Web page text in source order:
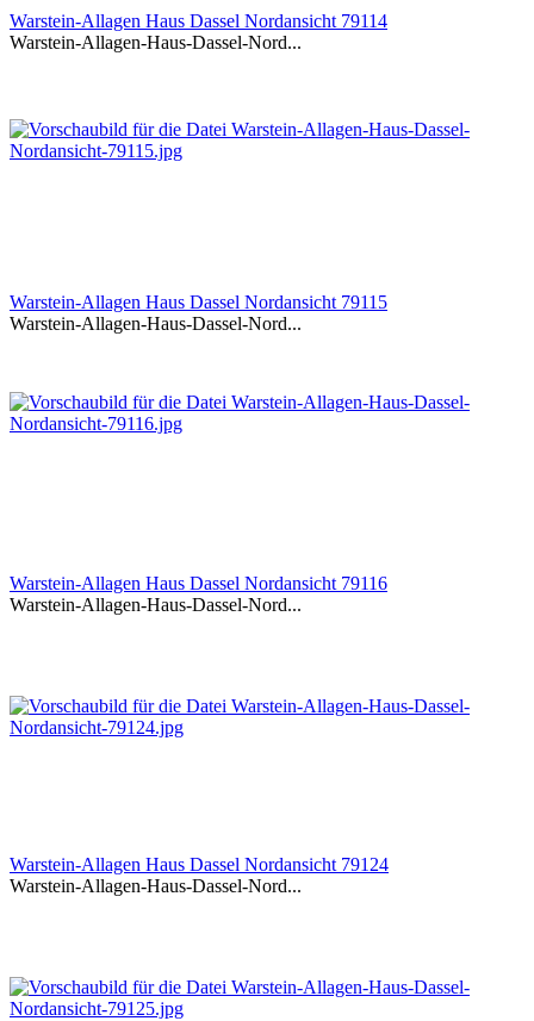
Warstein-Allagen Haus Dassel Nordansicht 79114
Warstein-Allagen-Haus-Dassel-Nord...
Warstein-Allagen Haus Dassel Nordansicht 79115
Warstein-Allagen-Haus-Dassel-Nord...
Warstein-Allagen Haus Dassel Nordansicht 79116
Warstein-Allagen-Haus-Dassel-Nord...
Warstein-Allagen Haus Dassel Nordansicht 79124
Warstein-Allagen-Haus-Dassel-Nord...